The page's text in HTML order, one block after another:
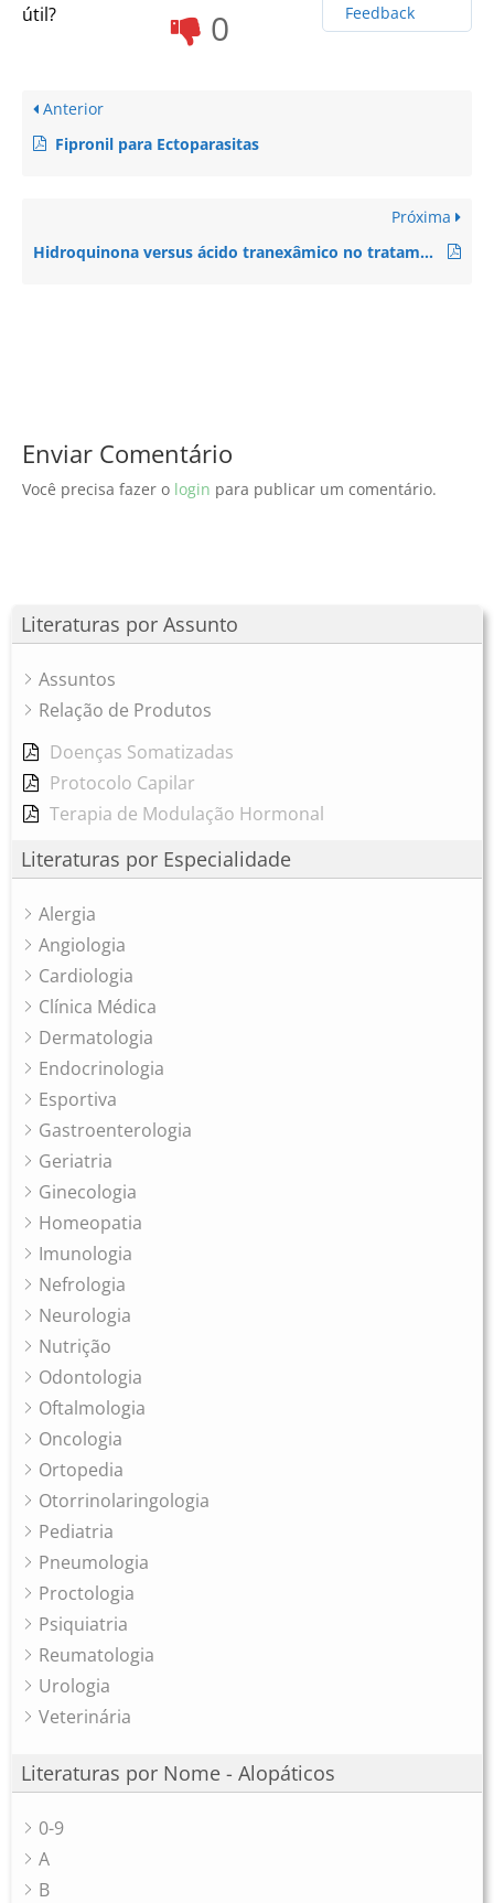
Literaturas por Assunto
Assuntos
Relação de Produtos
Doenças Somatizadas
Protocolo Capilar
Terapia de Modulação Hormonal
Literaturas por Especialidade
Alergia
Angiologia
Cardiologia
Clínica Médica
Dermatologia
Endocrinologia
Esportiva
Gastroenterologia
Geriatria
Ginecologia
Homeopatia
Imunologia
Nefrologia
Neurologia
Nutrição
Odontologia
Oftalmologia
Oncologia
Ortopedia
Otorrinolaringologia
Pediatria
Pneumologia
Proctologia
Psiquiatria
Reumatologia
Urologia
Veterinária
Literaturas por Nome - Alopáticos
0-9
A
B
útil?
0
Feedback
Anterior
Fipronil para Ectoparasitas
Próxima
Hidroquinona versus ácido tranexâmico no tratamento do melasma
Enviar Comentário
Você precisa fazer o login para publicar um comentário.